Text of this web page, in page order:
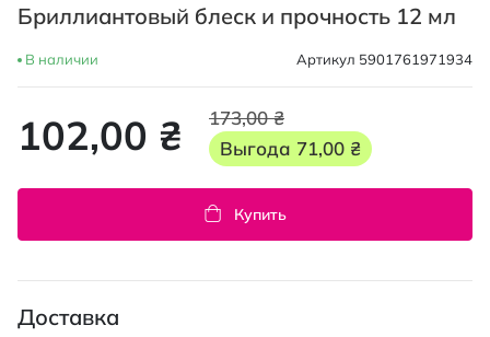
Бриллиантовый блеск и прочность 12 мл
В наличии Артикул 5901761971934
102,00 ₴
173,00 ₴
Выгода 71,00 ₴
Купить
Доставка